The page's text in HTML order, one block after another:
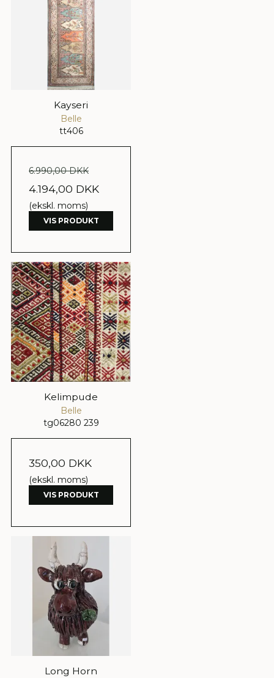
Kayseri
Belle
tt406
6.990,00 DKK
4.194,00 DKK
(ekskl. moms)
VIS PRODUKT
Kelimpude
Belle
tg06280 239
350,00 DKK
(ekskl. moms)
VIS PRODUKT
Long Horn